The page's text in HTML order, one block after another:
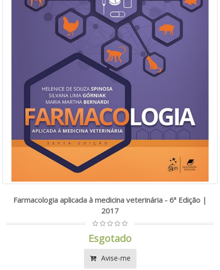
Farmacologia aplicada à medicina veterinária - 6ª Edição |
2017
Esgotado
Avise-me